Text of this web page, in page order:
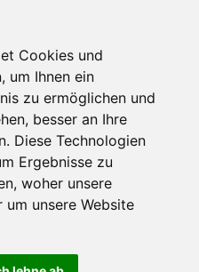
Cookies und
um Ihnen ein
zu ermöglichen und
besser an Ihre
Diese Technologien
Ergebnisse zu
woher unsere
um unsere Website
Einstellungen ändern